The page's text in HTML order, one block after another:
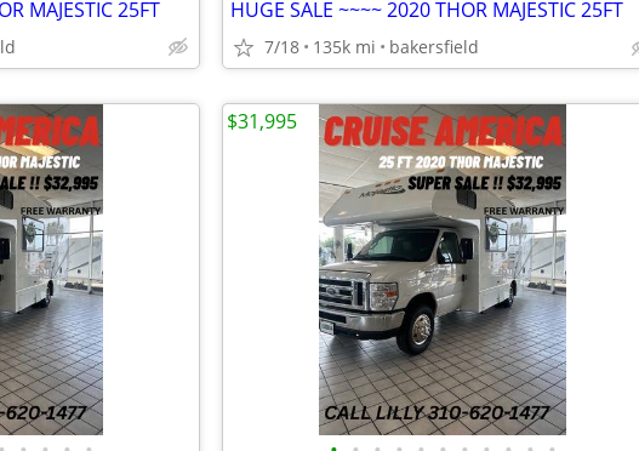
MAJESTIC 25FT HUGE SALE ~~~~ 2020 THOR MAJESTIC 25FT
7/18 135k mi bakersfield
$31,995